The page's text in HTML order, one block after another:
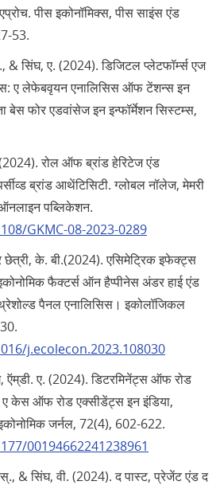
पीस इकोनॉमिक्स, पीस साइंस एंड
53.
& सिंघ, ए. (2024). डिजिटल प्लेटफॉर्म्स एज
ए लेफेबवृयन एनालिसिस ऑफ टेंशन्स इन
बेस फोर एडवांसेज इन इन्फॉर्मेशन सिस्टम्स,
रोल ऑफ ब्रांड हेरिटेज एंड
ब्रांड आथेंटिसिटी. ग्लोबल नॉलेज, मेमरी
पब्लिकेशन.
GKMC-08-2023-0289
के. बी.(2024). एसिमेट्रिक इफेक्ट्स
फैक्टर्स ऑन हैप्पीनेस अंडर हाई एंड
पैनल एनालिसिस। इकोलॉजिकल
j.ecolecon.2023.108030
ए. (2024). डिटरमिनेंट्स ऑफ रोड
केस ऑफ रोड एक्सीडेंट्स इन इंडिया,
जर्नल, 72(4), 602-622.
00194662241238961
& सिंघ, वी. (2024). द पास्ट, प्रेजेंट एंड द